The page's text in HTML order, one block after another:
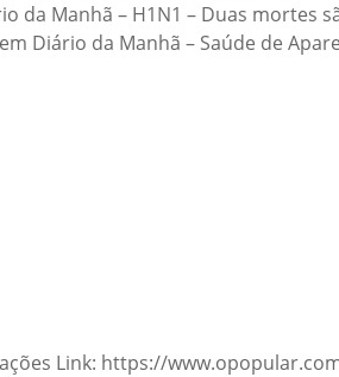
da Manhã – H1N1 – Duas mortes
Diário da Manhã – Saúde de
Link: https://